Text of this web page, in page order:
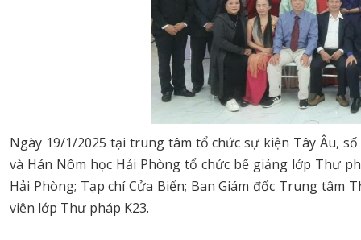
Ngày 19/1/2025 tại trung tâm tổ chức sự kiện Tây Âu,
và Hán Nôm học Hải Phòng tổ chức bế giảng lớp Thư
Hải Phòng; Tạp chí Cửa Biển; Ban Giám đốc Trung tâm
viên lớp Thư pháp K23.